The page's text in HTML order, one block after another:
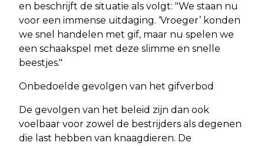
en beschrijft de situatie als volgt: "We staan nu
voor een immense uitdaging. ‘Vroeger’ konden
we snel handelen met gif, maar nu spelen we
een schaakspel met deze slimme en snelle
beestjes."
Onbedoelde gevolgen van het gifverbod
De gevolgen van het beleid zijn dan ook
voelbaar voor zowel de bestrijders als degenen
die last hebben van knaagdieren. De